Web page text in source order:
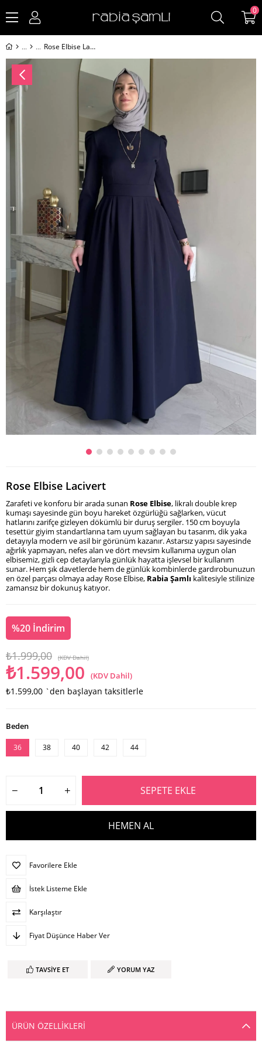
0
Rose Elbise Lacivert
Rose Elbise Lacivert
Zarafeti ve konforu bir arada sunan Rose Elbise, likralı double krep
kumaşı sayesinde gün boyu hareket özgürlüğü sağlarken, vücut
hatlarını zarifçe gizleyen dökümlü bir duruş sergiler. 150 cm boyuyla
tesettür giyim standartlarına tam uyum sağlayan bu tasarım, dik yaka
detayıyla modern ve asil bir görünüm kazanır. Astarsız yapısı sayesinde
ağırlık yapmayan, nefes alan ve dört mevsim kullanıma uygun olan
elbisemiz, gizli cep detaylarıyla günlük hayatta işlevsel bir kullanım
sunar. Hem şık davetlerde hem de günlük kombinlerde gardırobunuzun
en özel parçası olmaya aday Rose Elbise, Rabia Şamlı kalitesiyle stilinize
zamansız bir dokunuş katıyor.
%20 İndirim
₺1.999,00 (KDV Dahil)
₺1.599,00 (KDV Dahil)
₺1.599,00 `den başlayan taksitlerle
Beden
36 38 40 42 44
Favorilere Ekle
İstek Listeme Ekle
Karşılaştır
Fiyat Düşünce Haber Ver
TAVSIYE ET YORUM YAZ
ÜRÜN ÖZELLIKLERI